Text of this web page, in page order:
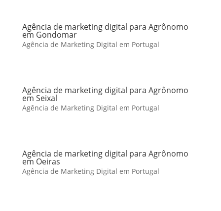
Agência de marketing digital para Agrônomo
em Gondomar
Agência de Marketing Digital em Portugal
Agência de marketing digital para Agrônomo
em Seixal
Agência de Marketing Digital em Portugal
Agência de marketing digital para Agrônomo
em Oeiras
Agência de Marketing Digital em Portugal